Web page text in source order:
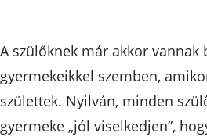
A szülőknek már akkor vannak
gyermekeikkel szemben,
születtek. Nyilván, minden
gyermeke „jól viselkedjen”,